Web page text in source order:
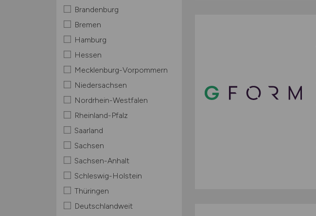
Brandenburg
Bremen
Hamburg
Hessen
Mecklenburg-Vorpommern
Niedersachsen
Nordrhein-Westfalen
Rheinland-Pfalz
Saarland
Sachsen
Sachsen-Anhalt
Schleswig-Holstein
Thüringen
Deutschlandweit